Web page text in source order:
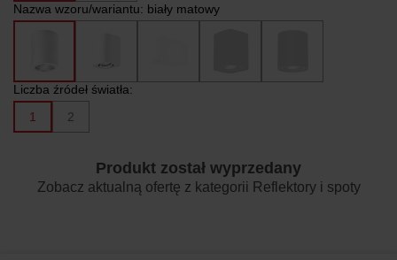
Nazwa wzoru/wariantu: biały matowy
Liczba źródeł światła:
1
2
Produkt został wyprzedany
Zobacz aktualną ofertę z kategorii Reflektory i spoty